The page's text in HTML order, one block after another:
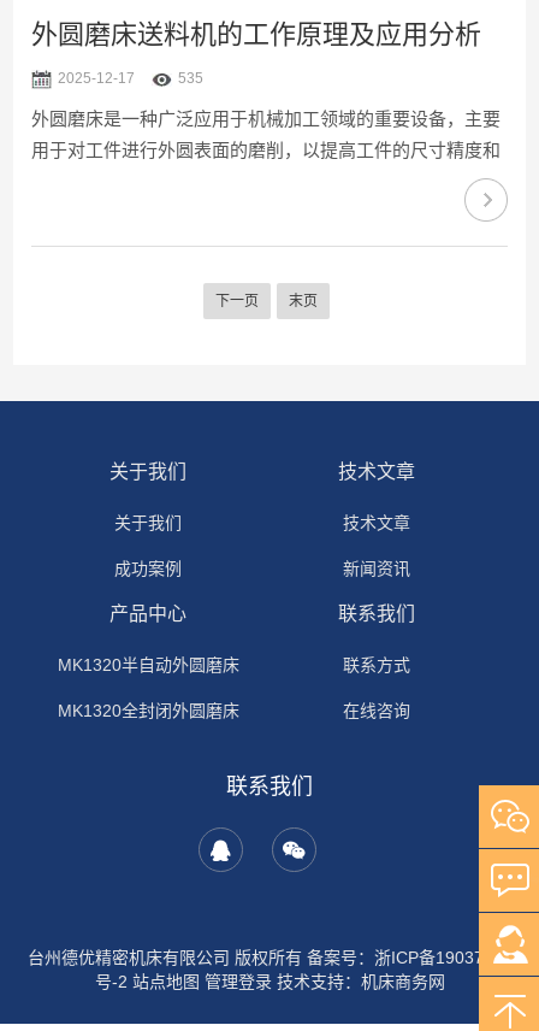
度外圆磨床是一种专用于外圆磨削加工的机器设备，其主要
的尺寸精度和表面光洁度。与传统的车床加工相比，它能够
实现更高的加工精度，通常可达到微米级的精度，且表面粗
糙度显著降低...
外圆磨床送料机的工作原理及应用分析
2025-12-17 535
外圆磨床是一种广泛应用于机械加工领域的重要设备，主要
用于对工件进行外圆表面的磨削，以提高工件的尺寸精度和
表面光洁度。在外圆磨床的操作过程中，外圆磨床送料机作
为其重要组成部分，起着至关重要的作用。本文将对其工作
原理及应用进行深入分析。一、工作原理外圆磨床送料机的
其取出，这一过程通常依赖于机械传动、气动或电动系统来
具、吸盘等，...
下一页 末页
关于我们
关于我们
成功案例
技术文章
技术文章
新闻资讯
产品中心
MK1320半自动外圆磨床
MK1320全封闭外圆磨床
联系我们
联系方式
在线咨询
联系我们
台州德优精密机床有限公司 版权所有 备案号：浙ICP备19037453
号-2 站点地图 管理登录技术支持： 机床商务网